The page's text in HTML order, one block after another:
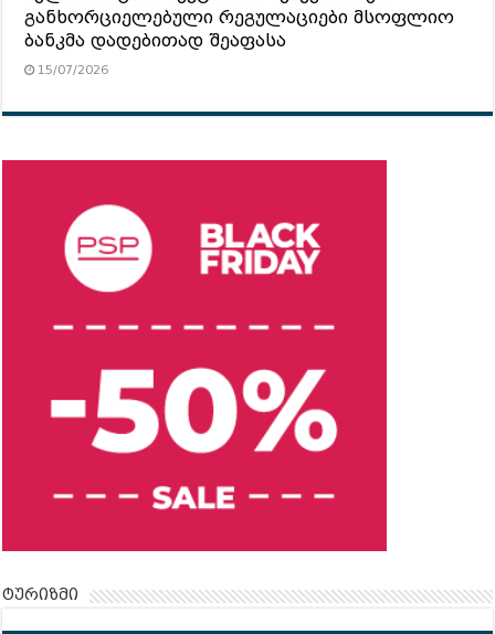
განხორციელებული რეგულაციები მსოფლიო
ბანკმა დადებითად შეაფასა
15/07/2026
ტურიზმი